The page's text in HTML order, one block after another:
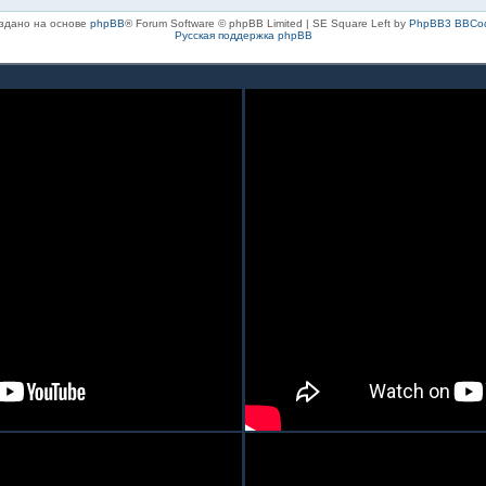
на основе phpBB® Forum Software © phpBB Limited | SE Square Left by PhpBB3
Русская поддержка phpBB